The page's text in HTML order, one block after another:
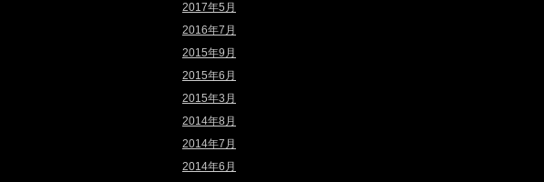
2017年5月
2016年7月
2015年9月
2015年6月
2015年3月
2014年8月
2014年7月
2014年6月